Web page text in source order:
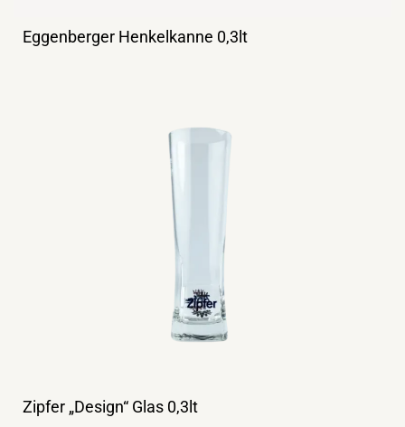
Eggenberger Henkelkanne 0,3lt
Zipfer „Design“ Glas 0,3lt